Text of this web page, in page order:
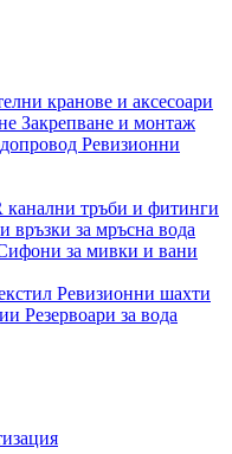
кранове и аксесоари
Закрепване и монтаж
Ревизионни
канални тръби и фитинги
връзки за мръсна вода
за мивки и вани
Ревизионни шахти
Резервоари за вода